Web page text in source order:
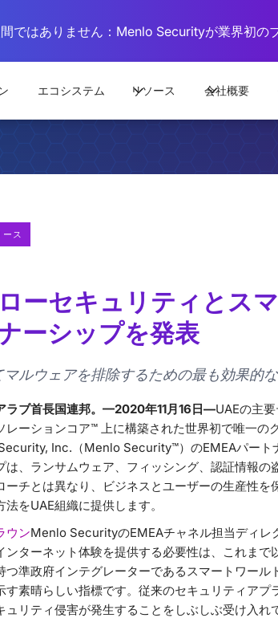
ではありません：Menlo Securityが業界初
エコシステム リソース 会社概要
ース
ーセキュリティとス
ーシップを発表
マルウェアを排除するための最も効果的
ラブ首長国連邦。—2020年11月16日—UAEの主
レーションコア™ 上に構築された世界初で唯一
Inc.（Menlo Security™）のEMEAパート
は、ランサムウェア、フィッシング、認証情報
ーチとは異なり、ビジネスとユーザーの生産性
法をUAE組織に提供します。
ウンMenlo SecurityのEMEAチャネル担当ディレ
ンターネット体験を提供する必要性は、これま
つ準政府インテグレーターであるスマートワー
す素晴らしい指標です。従来のセキュリティア
ュリティ侵害が発生することをしぶしぶ受け入